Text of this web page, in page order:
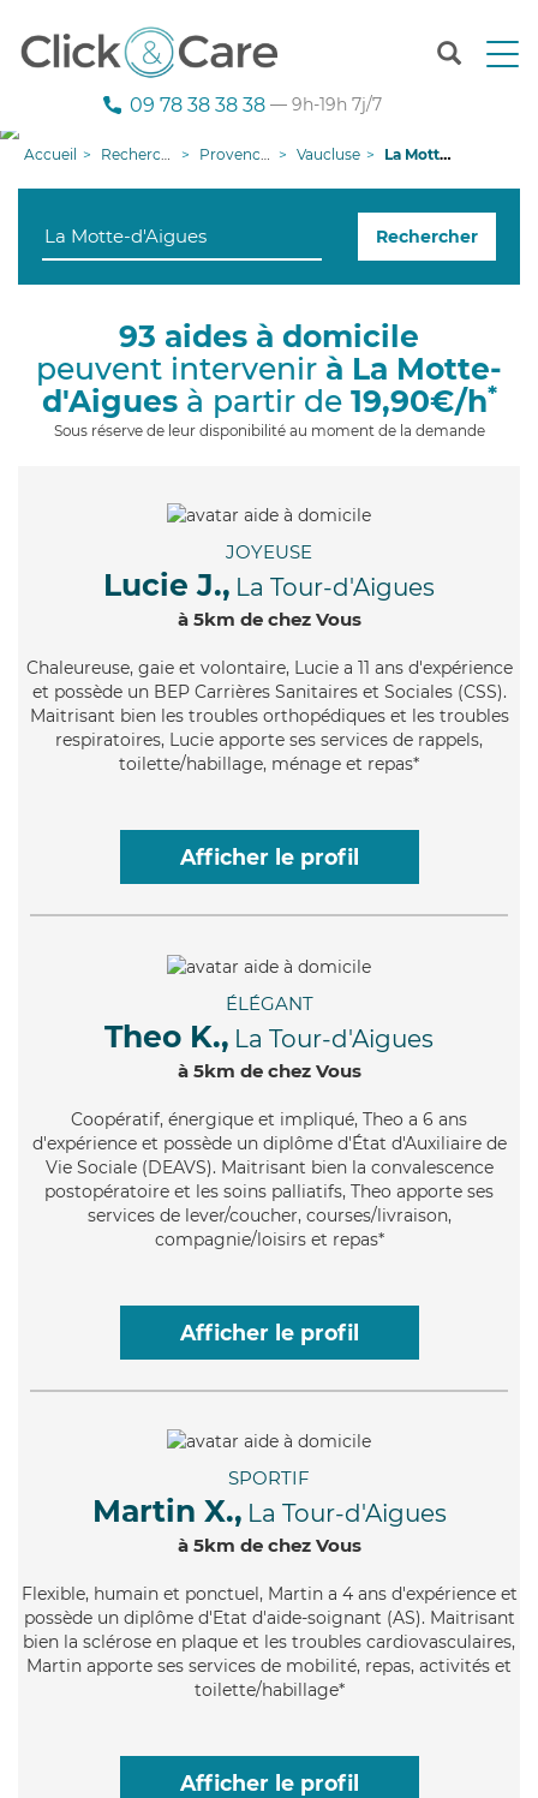
T
n
g
09 78 38 38 38 — 9h-19h 7j/7
Accueil Recherche aide à domicile Provence-Alpes-Côte d'Azur Vaucluse La Motte-d'Aigues
Rechercher
93 aides à domicile
peuvent intervenir à La Motte-
d'Aiguesà partir de 19,90€/h*
Sous réserve de leur disponibilité au moment de la demande
JOYEUSE
Lucie J., La Tour-d'Aigues
à 5km de chez Vous
Chaleureuse, gaie et volontaire, Lucie a 11 ans d'expérience
et possède un BEP Carrières Sanitaires et Sociales (CSS).
Maitrisant bien les troubles orthopédiques et les troubles
respiratoires, Lucie apporte ses services de rappels,
toilette/habillage, ménage et repas*
Afficher le profil
ÉLÉGANT
Theo K., La Tour-d'Aigues
à 5km de chez Vous
Coopératif, énergique et impliqué, Theo a 6 ans
d'expérience et possède un diplôme d'État d'Auxiliaire de
Vie Sociale (DEAVS). Maitrisant bien la convalescence
postopératoire et les soins palliatifs, Theo apporte ses
services de lever/coucher, courses/livraison,
compagnie/loisirs et repas*
Afficher le profil
SPORTIF
Martin X., La Tour-d'Aigues
à 5km de chez Vous
Flexible, humain et ponctuel, Martin a 4 ans d'expérience et
possède un diplôme d'Etat d'aide-soignant (AS). Maitrisant
bien la sclérose en plaque et les troubles cardiovasculaires,
Martin apporte ses services de mobilité, repas, activités et
toilette/habillage*
Afficher le profil